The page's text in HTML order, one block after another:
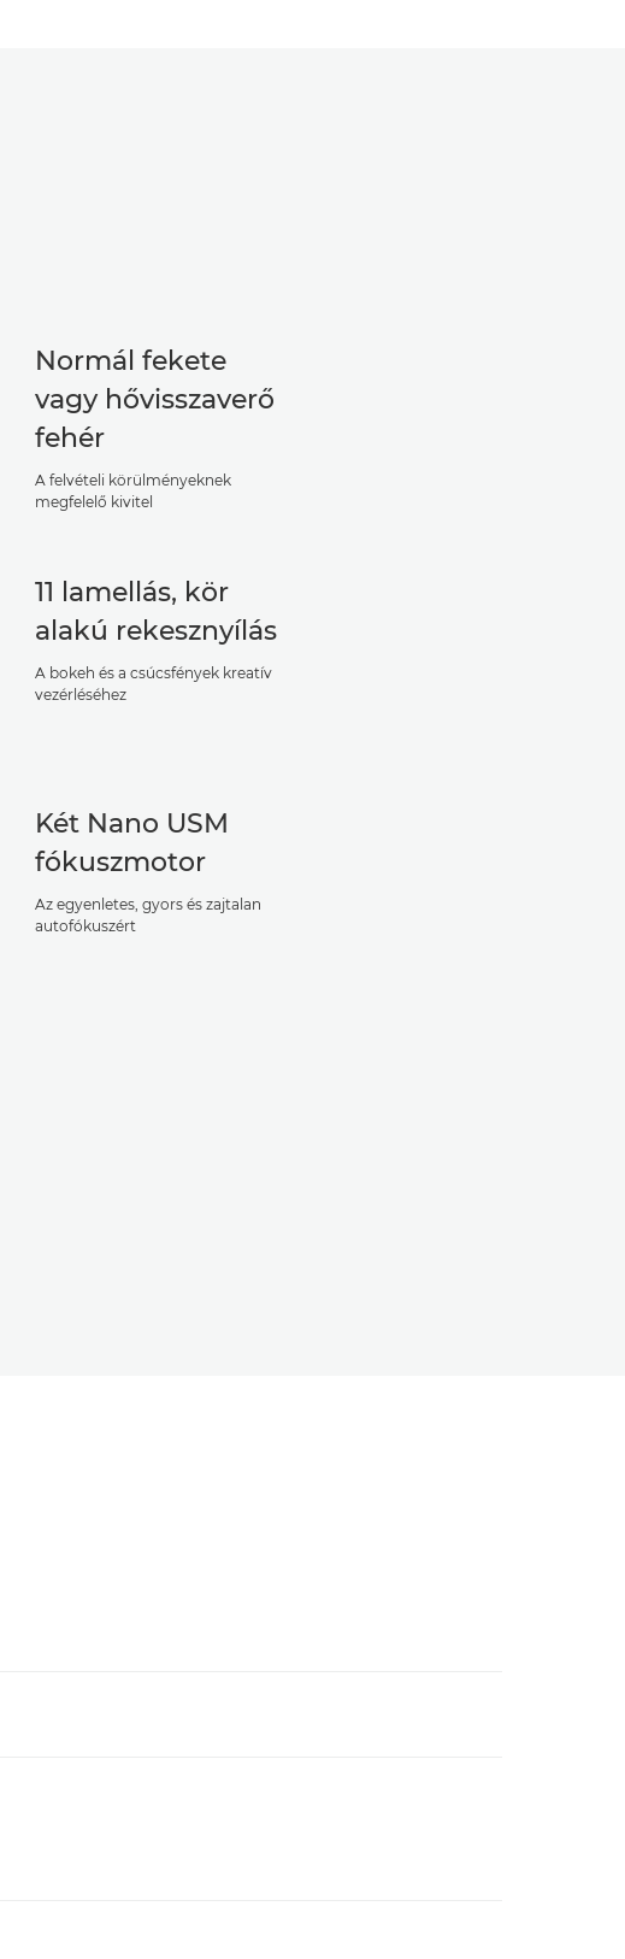
Normál fekete
vagy hővisszaverő
fehér
A felvételi körülményeknek
megfelelő kivitel
11 lamellás, kör
alakú rekesznyílás
A bokeh és a csúcsfények kreatív
vezérléséhez
Két Nano USM
fókuszmotor
Az egyenletes, gyors és zajtalan
autofókuszért